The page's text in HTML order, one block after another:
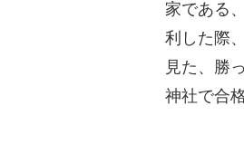
家である
利した際
見た、勝
神社で合